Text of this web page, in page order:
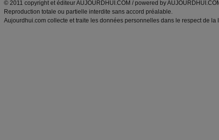
© 2011 copyright et éditeur AUJOURDHUI.COM / powered by
Reproduction totale ou partielle interdite sans accord préalable.
Aujourdhui.com collecte et traite les données personnelles dans le respect de